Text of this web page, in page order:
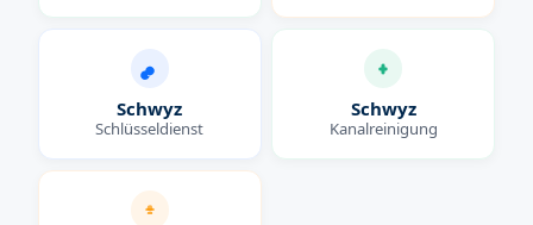
Schwyz
Schlüsseldienst
Schwyz
Kanalreinigung